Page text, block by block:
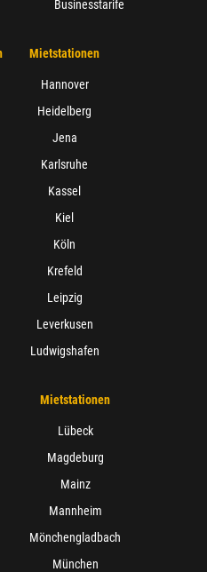
Businesstarife
Mietstationen
Hannover
Heidelberg
Jena
Karlsruhe
Kassel
Kiel
Köln
Krefeld
Leipzig
Leverkusen
Ludwigshafen
Mietstationen
Lübeck
Magdeburg
Mainz
Mannheim
Mönchengladbach
München